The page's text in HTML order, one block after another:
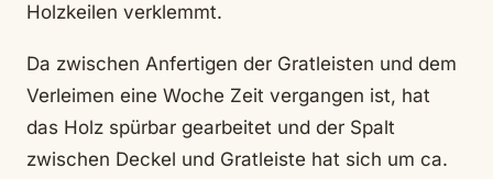
Holzkeilen verklemmt.
Da zwischen Anfertigen der Gratleisten und dem
Verleimen eine Woche Zeit vergangen ist, hat
das Holz spürbar gearbeitet und der Spalt
zwischen Deckel und Gratleiste hat sich um ca.